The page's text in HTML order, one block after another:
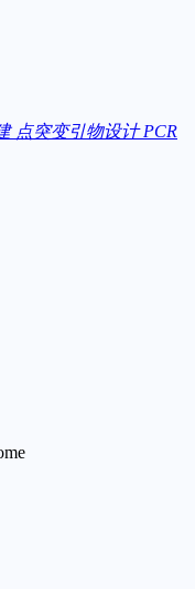
点突变引物设计 PCR